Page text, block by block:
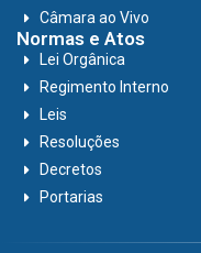
Câmara ao Vivo
Normas e Atos
Lei Orgânica
Regimento Interno
Leis
Resoluções
Decretos
Portarias